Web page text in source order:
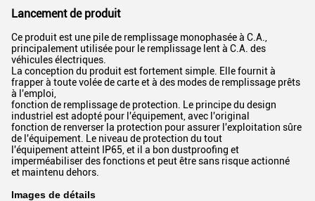
Lancement de produit
Ce produit est une pile de remplissage monophasée à C.A.,
principalement utilisée pour le remplissage lent à C.A. des
véhicules électriques.
La conception du produit est fortement simple. Elle fournit à
frapper à toute volée de carte et à des modes de remplissage prêts
à l'emploi,
fonction de remplissage de protection. Le principe du design
industriel est adopté pour l'équipement, avec l'original
fonction de renverser la protection pour assurer l'exploitation sûre
de l'équipement. Le niveau de protection du tout
l'équipement atteint IP65, et il a bon dustproofing et
imperméabiliser des fonctions et peut être sans risque actionné
et maintenu dehors.
Images de détails